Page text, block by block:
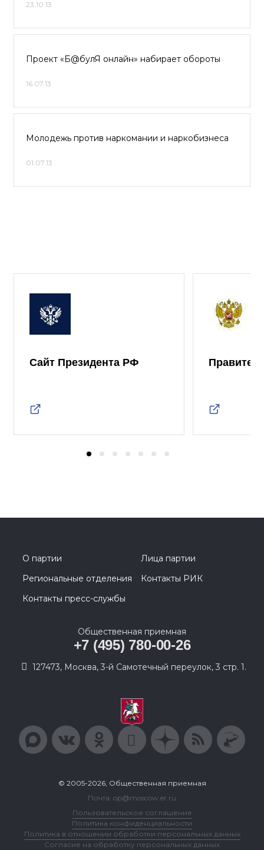
23.10.13
Проект «Б@булЯ онлайн» набирает обороты
16.07.13
Молодежь против наркомании и наркобизнеса
01.07.13
Сайт Президента РФ
О партии
Лица партии
Региональные отделения
Контакты РИК
Контакты пресс-службы
Общественная приемная
+7 (495) 780-00-26
127473, Москва, 3-й Самотечный переулок, 3 стр. 1.
© 2005-2026, Общественная приемная
Почта: op@moscow.er.ru
Пользовательское соглашение
Политика конфиденциальности
Политика в отношении обработки персональных данных
Согласие на обработку персональных данных